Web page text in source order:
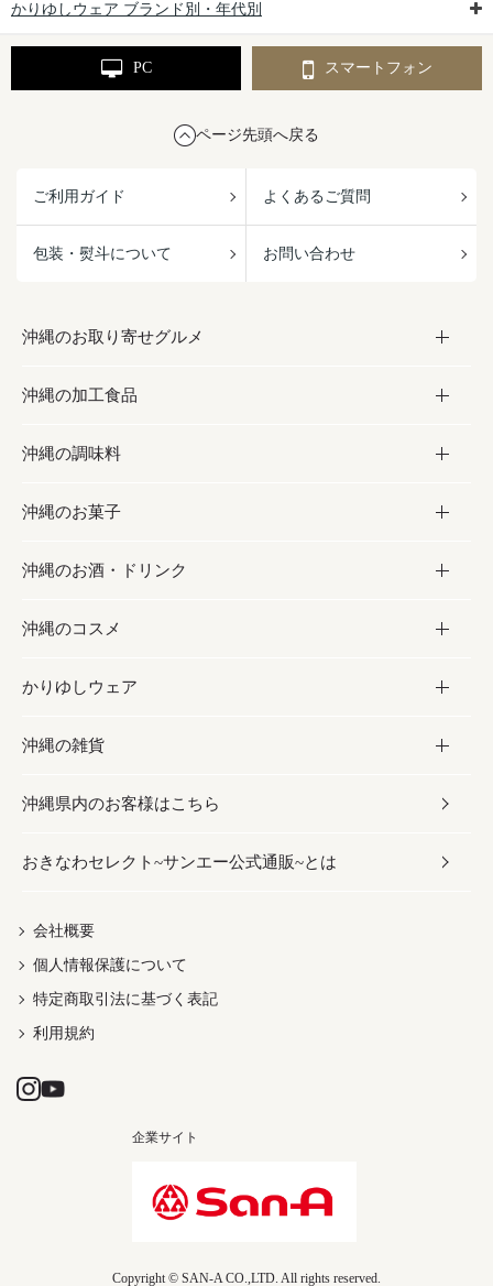
かりゆしウェア ブランド別・年代別
PC スマートフォン
ページ先頭へ戻る
ご利用ガイド よくあるご質問
包装・熨斗について お問い合わせ
沖縄のお取り寄せグルメ
お取り寄せグルメ
フルーツ・野菜
お肉
海産物
沖縄の加工食品
加工食品
缶詰／パウチ
沖縄料理
沖縄そば／乾麺
レトルト食品
乾物／粉類
沖縄の調味料
調味料
砂糖／黒砂糖
塩
お酢／ドレッシング
しょうゆ
みそ
だし／スパイス／島唐辛子
沖縄のお菓子
お菓子
黒糖
ちんすこう
伝統菓子
スナック
おつまみ
紅芋
沖縄のお酒・ドリンク
お酒・ドリンク
泡盛
ビール・チューハイ
ワイン・ウィスキー・カクテル
ドリンク
茶葉
沖縄のコスメ
コスメ
スキンケア
ボディケア
ヘアケア
UVケア
かりゆしウェア
かりゆしウェア
メンズ
レディース
沖縄の雑貨
雑貨
沖縄ファッション
伝統工芸品
沖縄県内のお客様はこちら
おきなわセレクト~サンエー公式通販~とは
会社概要
個人情報保護について
特定商取引法に基づく表記
利用規約
企業サイト
Copyright © SAN-A CO.,LTD. All rights reserved.